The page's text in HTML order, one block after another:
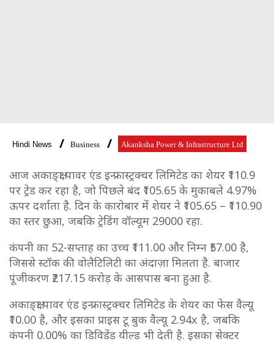
Hindi News Business Akanksha Power & Infrastructure Ltd
आज अकाङ्क्षा पावर एंड इन्फ्रास्ट्रक्चर लिमिटेड का शेयर ₹110.9
पर ट्रेड कर रहा है, जो पिछले बंद ₹105.65 के मुकाबले 4.97%
ऊपर दर्शाता है. दिन के कारोबार में शेयर ने ₹105.65 – ₹110.90
का स्तर छुआ, जबकि ट्रेडिंग वॉल्यूम 29000 रहा.
कंपनी का 52-सप्ताह का उच्च ₹111.00 और निम्न ₹57.00 है,
जिससे स्टॉक की वोलैटिलिटी का अंदाज़ा मिलता है. बाजार
पूंजीकरण ₹217.15 करोड़ के आसपास बना हुआ है.
अकाङ्क्षा पावर एंड इन्फ्रास्ट्रक्चर लिमिटेड के शेयर का फेस वैल्यू
₹10.00 है, और इसका प्राइस टू बुक वैल्यू 2.94x है, जबकि
कंपनी 0.00% का डिविडेंड यील्ड भी देती है. इसका सेक्टर